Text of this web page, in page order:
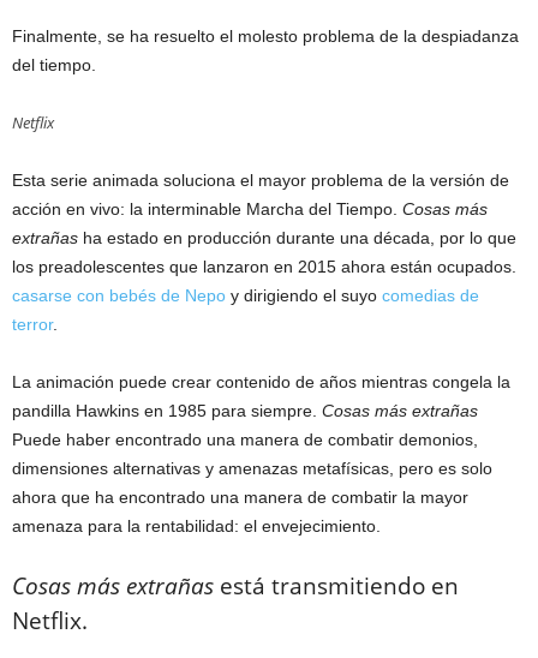
Finalmente, se ha resuelto el molesto problema de la despiadanza
del tiempo.
Netflix
Esta serie animada soluciona el mayor problema de la versión de
acción en vivo: la interminable Marcha del Tiempo. Cosas más
extrañas ha estado en producción durante una década, por lo que
los preadolescentes que lanzaron en 2015 ahora están ocupados.
casarse con bebés de Nepo y dirigiendo el suyo comedias de
terror.
La animación puede crear contenido de años mientras congela la
pandilla Hawkins en 1985 para siempre. Cosas más extrañas
Puede haber encontrado una manera de combatir demonios,
dimensiones alternativas y amenazas metafísicas, pero es solo
ahora que ha encontrado una manera de combatir la mayor
amenaza para la rentabilidad: el envejecimiento.
Cosas más extrañas está transmitiendo en
Netflix.